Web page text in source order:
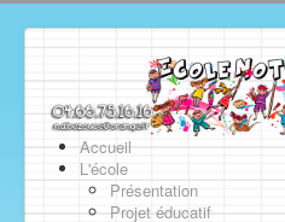
Accueil
L'école
Présentation
Projet éducatif